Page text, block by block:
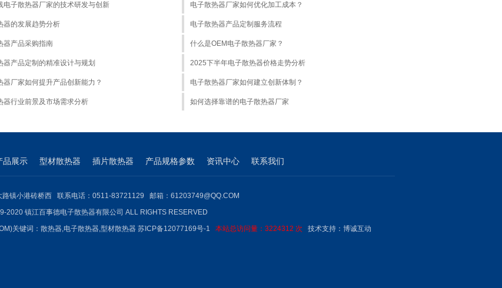
电子散热器厂家的技术研发与创新 电子散热器厂家如何优化加工成本？
器的发展趋势分析 电子散热器产品定制服务流程
器产品采购指南 什么是OEM电子散热器厂家？
器产品定制的精准设计与规划 2025下半年电子散热器价格走势分析
器厂家如何提升产品创新能力？ 电子散热器厂家如何建立创新体制？
器行业前景及市场需求分析 如何选择靠谱的电子散热器厂家
品展示 型材散热器 插片散热器 产品规格参数 资讯中心 联系我们
路镇小港砖桥西 联系电话：0511-83721129 邮箱：61203749@QQ.COM
2020 镇江百事德电子散热器有限公司 ALL RIGHTS RESERVED
关键词： 散热器,电子散热器,型材散热器 苏ICP备12077169号-1 本站总访问量：3224312 次 技术支持： 博诚互动